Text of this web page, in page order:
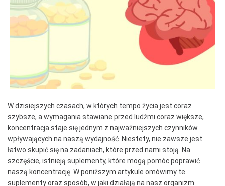
W dzisiejszych czasach, w których tempo życia jest coraz
szybsze, a wymagania stawiane przed ludźmi coraz większe,
koncentracja staje się jednym z najważniejszych czynników
wpływających na naszą wydajność. Niestety, nie zawsze jest
łatwo skupić się na zadaniach, które przed nami stoją. Na
szczęście, istnieją suplementy, które mogą pomóc poprawić
naszą koncentrację. W poniższym artykule omówimy te
suplementy oraz sposób, w jaki działają na nasz organizm.